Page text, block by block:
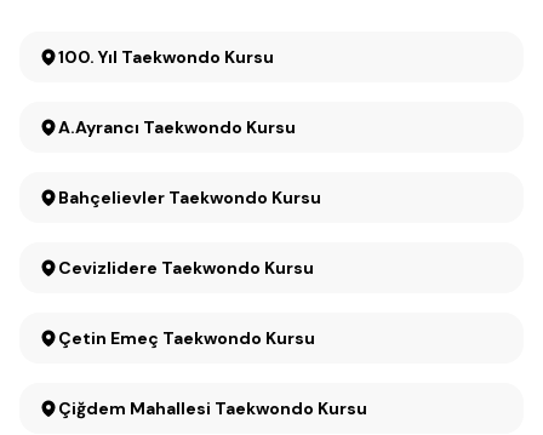
100. Yıl Taekwondo Kursu
A.Ayrancı Taekwondo Kursu
Bahçelievler Taekwondo Kursu
Cevizlidere Taekwondo Kursu
Çetin Emeç Taekwondo Kursu
Çiğdem Mahallesi Taekwondo Kursu